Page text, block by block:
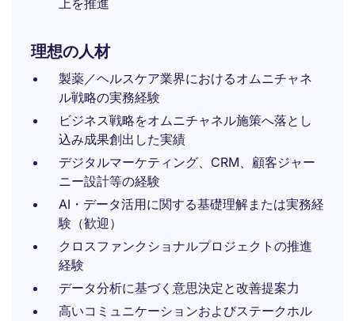
上を推進
理想の人材
製薬／ヘルスケア業界におけるオムニチャネ
ル戦略の実務経験
ビジネス戦略をオムニチャネル施策へ落とし
込み成果創出した実績
デジタルマーケティング、CRM、顧客ジャー
ニー設計等の経験
AI・データ活用に関する基礎理解または実務経
験（歓迎）
クロスファンクショナルプロジェクトの推進
経験
データ分析に基づく意思決定と改善提案力
高いコミュニケーションおよびステークホル